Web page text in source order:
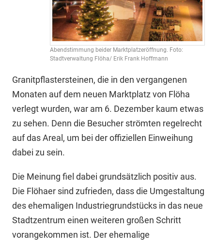
Abendstimmung beider Marktplatzeröffnung. Foto:
Stadtverwaltung Flöha/ Erik Frank Hoffmann
Granitpflastersteinen, die in den vergangenen
Monaten auf dem neuen Marktplatz von Flöha
verlegt wurden, war am 6. Dezember kaum etwas
zu sehen. Denn die Besucher strömten regelrecht
auf das Areal, um bei der offiziellen Einweihung
dabei zu sein.
Die Meinung fiel dabei grundsätzlich positiv aus.
Die Flöhaer sind zufrieden, dass die Umgestaltung
des ehemaligen Industriegrundstücks in das neue
Stadtzentrum einen weiteren großen Schritt
vorangekommen ist. Der ehemalige